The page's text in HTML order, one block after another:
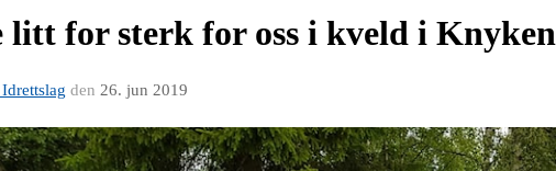
litt for sterk for oss i kveld i Knyken
den 26. jun 2019